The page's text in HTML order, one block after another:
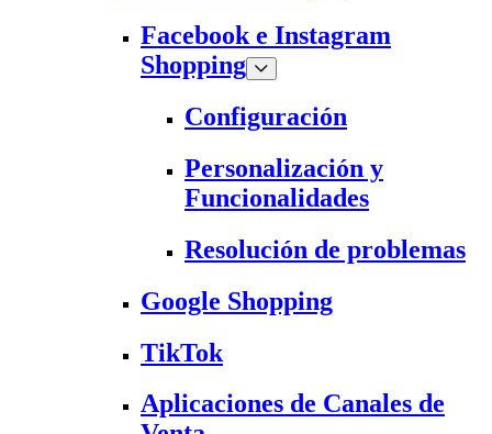
Facebook e Instagram
Shopping
Configuración
Personalización y
Funcionalidades
Resolución de problemas
Google Shopping
TikTok
Aplicaciones de Canales de